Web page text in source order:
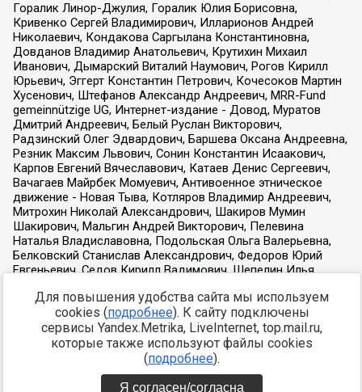
Для повышения удобства сайта мы используем
cookies (подробнее). К сайту подключены
сервисы Yandex.Metrika, LiveInternet, top.mail.ru,
которые также используют файлы cookies
(подробнее).
Я согласен/согласна